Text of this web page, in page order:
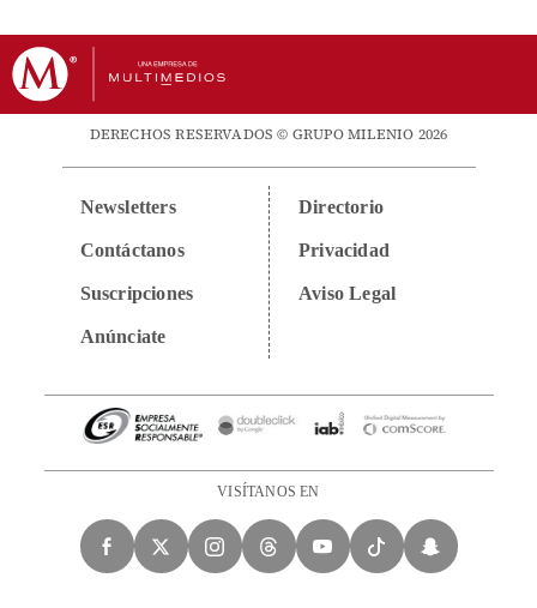
DERECHOS RESERVADOS © GRUPO MILENIO 2026
Newsletters
Contáctanos
Suscripciones
Anúnciate
Directorio
Privacidad
Aviso Legal
VISÍTANOS EN